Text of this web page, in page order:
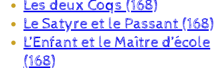
Les deux Coqs (168)
Le Satyre et le Passant (168)
L’Enfant et le Maître d’école
(168)